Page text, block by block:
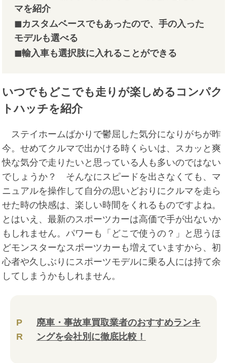
マを紹介
◼︎カスタムベースでもあったので、手の入った
モデルも選べる
◼︎輸入車も選択肢に入れることができる
いつでもどこでも走りが楽しめるコンパク
トハッチを紹介
ステイホームばかりで鬱屈した気分になりがちが昨
今。せめてクルマで出かける時くらいは、スカッと爽
快な気分で走りたいと思っている人も多いのではない
でしょうか？ そんなにスピードを出さなくても、マ
ニュアルを操作して自分の思いどおりにクルマを走ら
せた時の快感は、楽しい時間をくれるものですよね。
とはいえ、最新のスポーツカーは高価で手が出ないか
もしれません。パワーも「どこで使うの？」と思うほ
どモンスターなスポーツカーも増えていますから、初
心者や久しぶりにスポーツモデルに乗る人には持て余
してしまうかもしれません。
P
R
廃車・事故車買取業者のおすすめランキ
ングを会社別に徹底比較！